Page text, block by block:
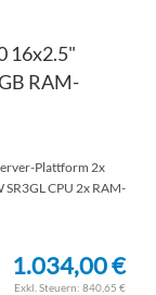
16x2.5"
RAM-
Plattform 2x
CPU 2x RAM-
1.034,00 €
840,65 €